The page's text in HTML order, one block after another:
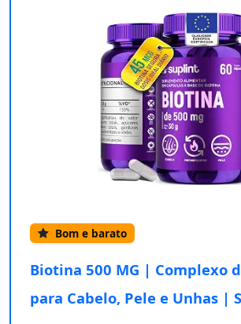
Bom e barato
Biotina 500 MG | Complexo
para Cabelo, Pele e Unhas |